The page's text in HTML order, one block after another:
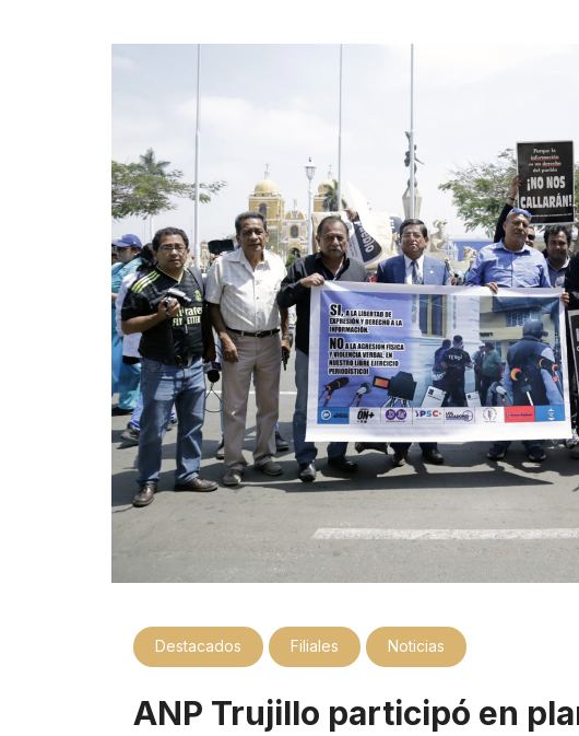
Destacados Filiales Noticias
ANP Trujillo participó en